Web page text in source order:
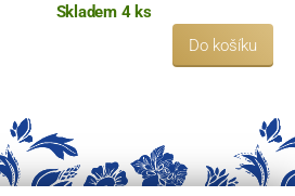
Skladem 4 ks
Do košíku